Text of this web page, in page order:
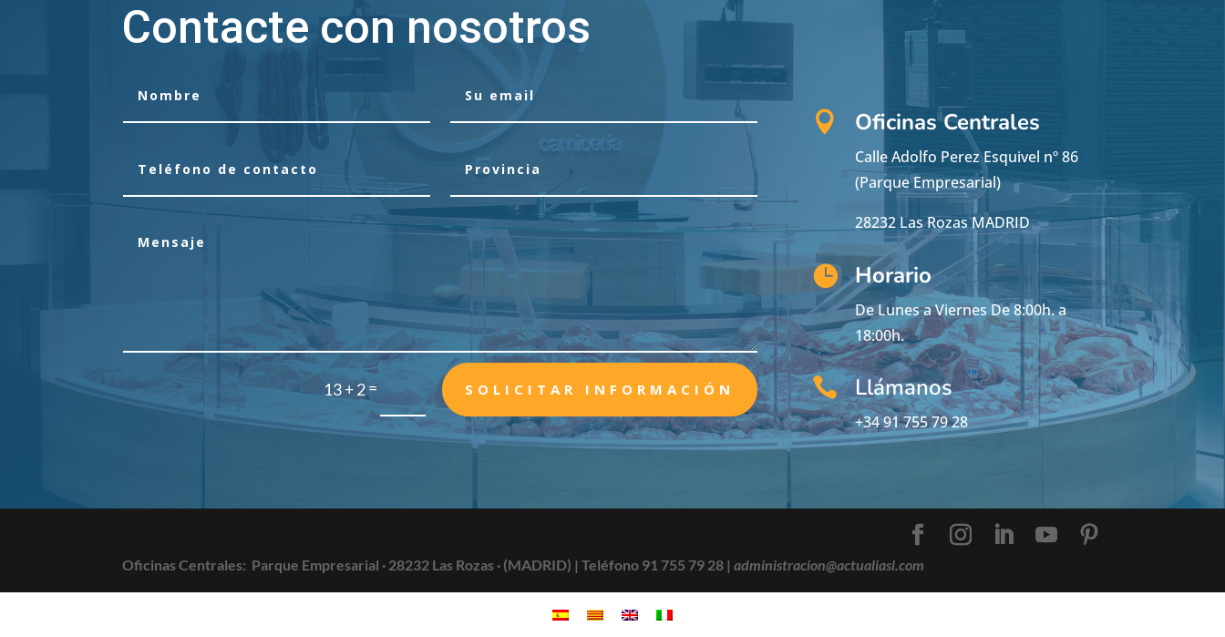
Contacte con nosotros
13 + 2= SOLICITAR INFORMACIÓN
 Oficinas Centrales
Calle Adolfo Perez Esquivel nº 86
(Parque Empresarial)
28232 Las Rozas MADRID
 Horario
De Lunes a Viernes De 8:00h. a
18:00h.
 Llámanos
+34 91 755 79 28
Oficinas Centrales: Parque Empresarial · 28232 Las Rozas · (MADRID) |Teléfono 91 755 79 28 |administracion@actualiasl.com